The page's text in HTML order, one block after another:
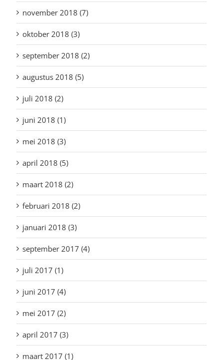
november 2018 (7)
oktober 2018 (3)
september 2018 (2)
augustus 2018 (5)
juli 2018 (2)
juni 2018 (1)
mei 2018 (3)
april 2018 (5)
maart 2018 (2)
februari 2018 (2)
januari 2018 (3)
september 2017 (4)
juli 2017 (1)
juni 2017 (4)
mei 2017 (2)
april 2017 (3)
maart 2017 (1)